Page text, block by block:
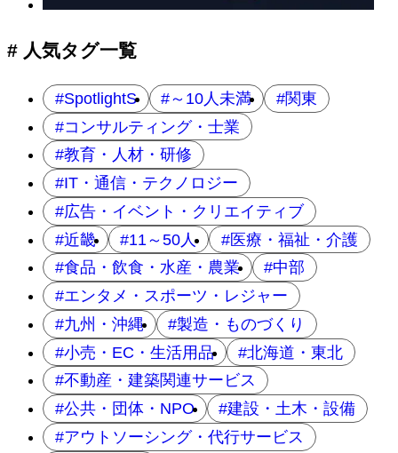
ン
# 人気タグ一覧
SpotlightS ～10人未満
関東
コンサルティング・士業
教育・人材・研修
IT・通信・テクノロジー
広告・イベント・クリエイティブ
近畿
11～50人
医療・福祉・介護
食品・飲食・水産・農業
中部
エンタメ・スポーツ・レジャー
九州・沖縄
製造・ものづくり
小売・EC・生活用品
北海道・東北
不動産・建築関連サービス
公共・団体・NPO
建設・土木・設備
アウトソーシング・代行サービス